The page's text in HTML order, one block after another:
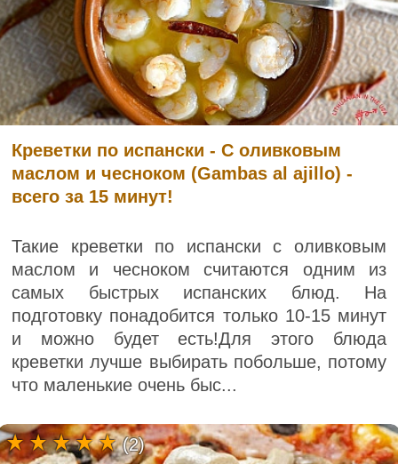
Креветки по испански - С оливковым
маслом и чесноком (Gambas al ajillo) -
всего за 15 минут!
Такие креветки по испански с оливковым
маслом и чесноком считаются одним из
самых быстрых испанских блюд. На
подготовку понадобится только 10-15 минут
и можно будет есть!Для этого блюда
креветки лучше выбирать побольше, потому
что маленькие очень быс...
(2)